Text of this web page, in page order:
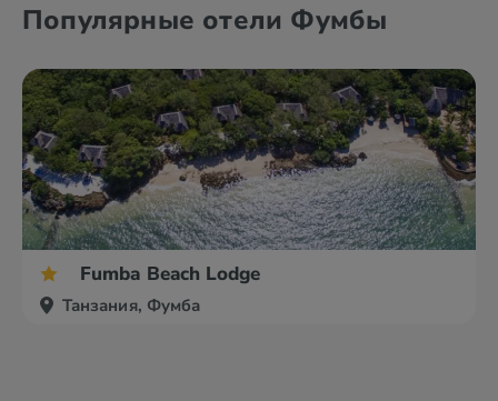
Популярные отели Фумбы
Fumba Beach Lodge
Танзания, Фумба